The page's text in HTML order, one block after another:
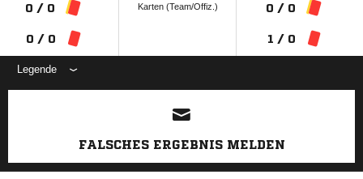
0 / 0
0 / 0
Karten (Team/Offiz.) 0 / 0
1 / 0
Legende
ANZEIGE
FALSCHES ERGEBNIS MELDEN